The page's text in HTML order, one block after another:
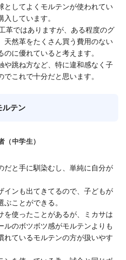
としてよくモルテンが使われてい
しています。
革ではありますが、ある程度のグ
天然革をたくさん買う費用のない
に優れていると考えます。
や跳ね方など、特に違和感なく子
これで十分だと思います。
ルテン
（中学生）
だと手に馴染むし、単純に自分が
インも出てきてるので、子どもが
ことができる。
を使ったことがあるが、ミカサは
ルのボツボツ感がモルテンよりも
れているモルテンの方が扱いやす